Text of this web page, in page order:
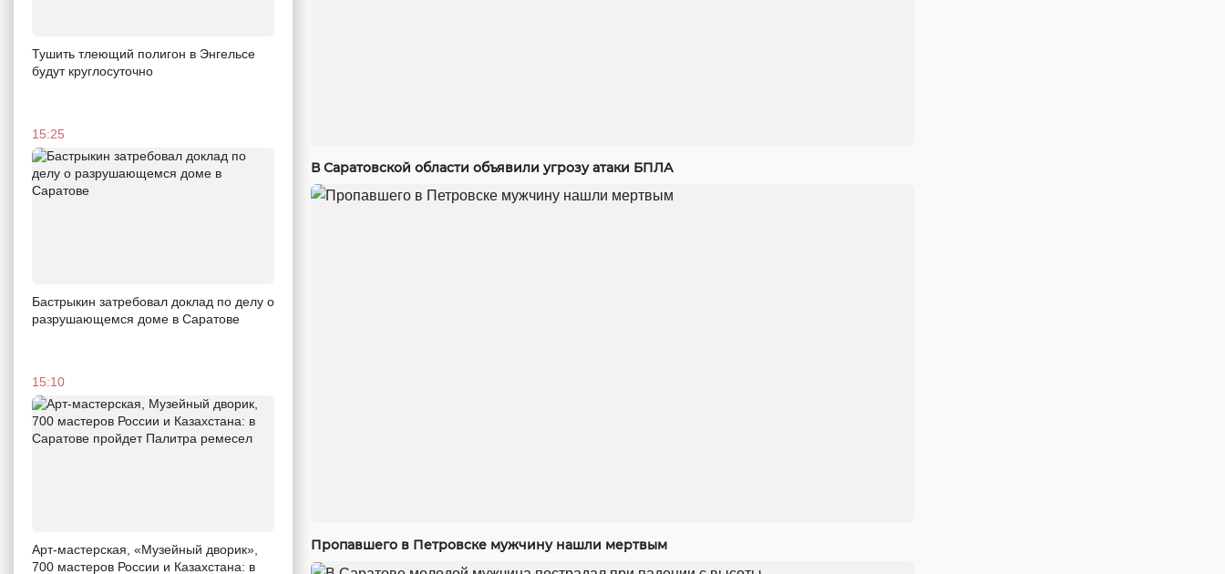
Тушить тлеющий полигон в Энгельсе
будут круглосуточно
15:25
Бастрыкин затребовал доклад по делу о
разрушающемся доме в Саратове
15:10
Арт-мастерская, «Музейный дворик»,
700 мастеров России и Казахстана: в
В Саратовской области объявили угрозу атаки БПЛА
Пропавшего в Петровске мужчину нашли мертвым